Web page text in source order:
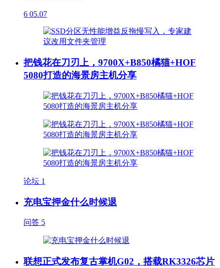
6 05.07
把钱花在刀刃上，9700X+B850橘猫+HOF
5080打造的海景房主机分享
论坛 1
充电宝押金什么时候退
问答 5
联想正式发布复古掌机G02，搭载RK3326芯片